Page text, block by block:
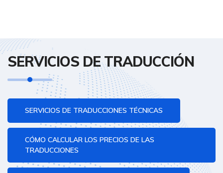
SERVICIOS DE TRADUCCIÓN
SERVICIOS DE TRADUCCIONES TÉCNICAS
CÓMO CALCULAR LOS PRECIOS DE LAS
TRADUCCIONES